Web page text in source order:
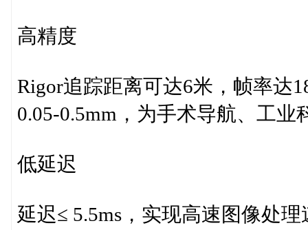
高精度
Rigor追踪距离可达6米，帧率达
0.05-0.5mm，为手术导航、工
低延迟
延迟≤ 5.5ms，实现高速图像处